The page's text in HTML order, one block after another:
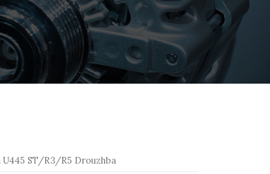
ST/R3/R5 Drouzhba